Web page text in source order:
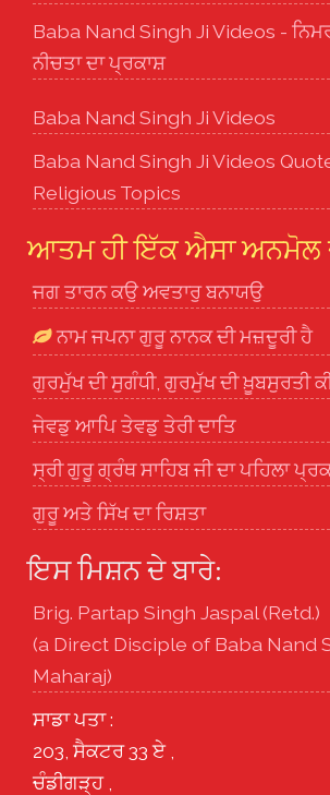
Baba Nand Singh Ji Videos -
ਨੀਚਤਾ ਦਾ ਪ੍ਰਕਾਸ਼
Baba Nand Singh Ji Videos
Baba Nand Singh Ji Videos
Religious Topics
ਆਤਮ ਹੀ ਇੱਕ ਐਸਾ ਅਨਮੋਲ
ਜਗ ਤਾਰਨ ਕਉ ਅਵਤਾਰੁ ਬਨਾਯਉ
ਨਾਮ ਜਪਨਾ ਗੁਰੂ ਨਾਨਕ ਦੀ ਮਜ਼ਦੂਰੀ ਹੈ
ਗੁਰਮੁੱਖ ਦੀ ਸੁਗੰਧੀ, ਗੁਰਮੁੱਖ ਦੀ ਖ਼ੂਬਸੁਰਤੀ
ਜੇਵਡੁ ਆਪਿ ਤੇਵਡੁ ਤੇਰੀ ਦਾਤਿ
ਸ੍ਰੀ ਗੁਰੂ ਗ੍ਰੰਥ ਸਾਹਿਬ ਜੀ ਦਾ ਪਹਿਲਾ
ਗੁਰੂ ਅਤੇ ਸਿੱਖ ਦਾ ਰਿਸ਼ਤਾ
ਇਸ ਮਿਸ਼ਨ ਦੇ ਬਾਰੇ:
Brig. Partap Singh Jaspal (Retd.)
(a Direct Disciple of Baba Nand
Maharaj)
ਸਾਡਾ ਪਤਾ :
203, ਸੈਕਟਰ 33 ਏ ,
ਚੰਡੀਗੜ੍ਹ ,